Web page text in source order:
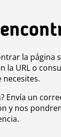
la página
la URL o
Envía un
y nos